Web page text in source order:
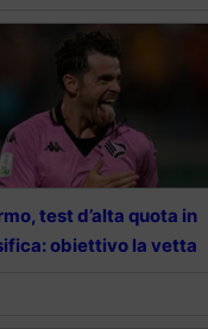
test d’alta quota in
obiettivo la vetta